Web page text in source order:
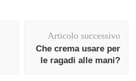
Articolo successivo
Che crema usare per
le ragadi alle mani?